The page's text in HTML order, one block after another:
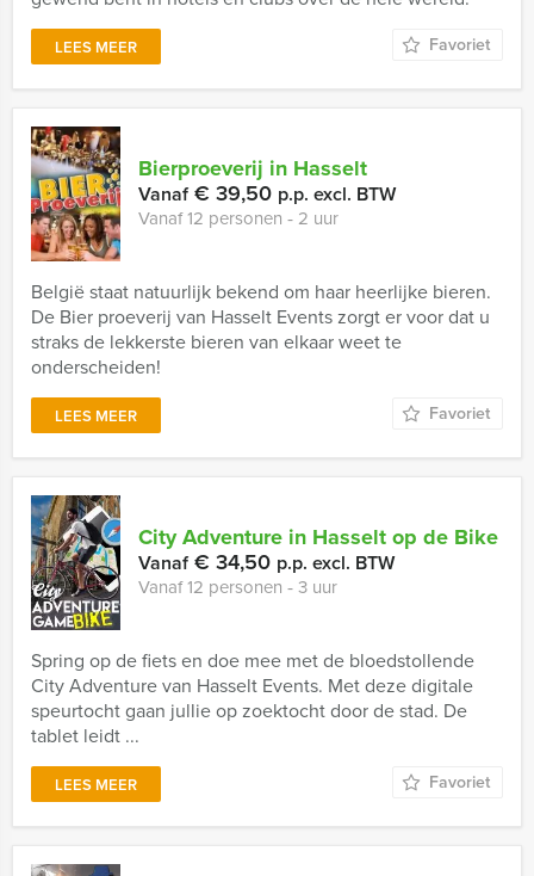
LEES MEER Favoriet
Bierproeverij in Hasselt
Vanaf€ 39,50 p.p. excl. BTW
Vanaf 12 personen ‐ 2 uur
België staat natuurlijk bekend om haar heerlijke bieren.
De Bier proeverij van Hasselt Events zorgt er voor dat u
straks de lekkerste bieren van elkaar weet te
onderscheiden!
LEES MEER Favoriet
City Adventure in Hasselt op de Bike
Vanaf€ 34,50 p.p. excl. BTW
Vanaf 12 personen ‐ 3 uur
Spring op de fiets en doe mee met de bloedstollende
City Adventure van Hasselt Events. Met deze digitale
speurtocht gaan jullie op zoektocht door de stad. De
tablet leidt ...
LEES MEER Favoriet